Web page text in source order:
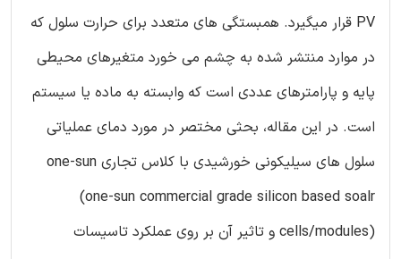
PV قرار میگیرد. همبستگی های متعدد برای حرارت سلول که
در موارد منتشر شده به چشم می خورد متغیرهای محیطی
پایه و پارامترهای عددی است که وابسته به ماده یا سیستم
است. در این مقاله، بحثی مختصر در مورد دمای عملیاتی
سلول های سیلیکونی خورشیدی با کلاس تجاری one-sun
(one-sun commercial grade silicon based soalr
cells/modules) و تاثیر آن بر روی عملکرد تاسیسات